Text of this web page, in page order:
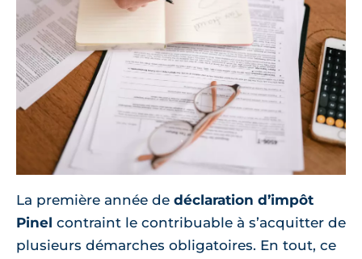
La première année de déclaration d’impôt
Pinel contraint le contribuable à s’acquitter de
plusieurs démarches obligatoires. En tout, ce